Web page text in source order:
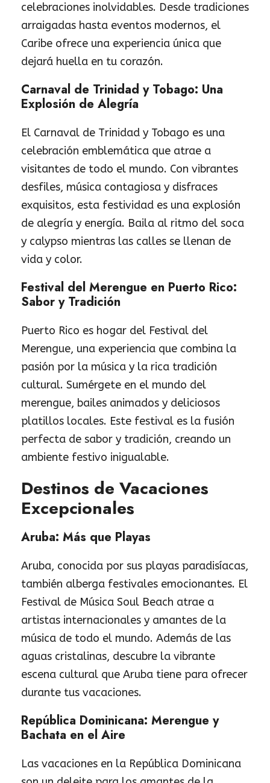
celebraciones inolvidables. Desde tradiciones
arraigadas hasta eventos modernos, el
Caribe ofrece una experiencia única que
dejará huella en tu corazón.
Carnaval de Trinidad y Tobago: Una
Explosión de Alegría
El Carnaval de Trinidad y Tobago es una
celebración emblemática que atrae a
visitantes de todo el mundo. Con vibrantes
desfiles, música contagiosa y disfraces
exquisitos, esta festividad es una explosión
de alegría y energía. Baila al ritmo del soca
y calypso mientras las calles se llenan de
vida y color.
Festival del Merengue en Puerto Rico:
Sabor y Tradición
Puerto Rico es hogar del Festival del
Merengue, una experiencia que combina la
pasión por la música y la rica tradición
cultural. Sumérgete en el mundo del
merengue, bailes animados y deliciosos
platillos locales. Este festival es la fusión
perfecta de sabor y tradición, creando un
ambiente festivo inigualable.
Destinos de Vacaciones
Excepcionales
Aruba: Más que Playas
Aruba, conocida por sus playas paradisíacas,
también alberga festivales emocionantes. El
Festival de Música Soul Beach atrae a
artistas internacionales y amantes de la
música de todo el mundo. Además de las
aguas cristalinas, descubre la vibrante
escena cultural que Aruba tiene para ofrecer
durante tus vacaciones.
República Dominicana: Merengue y
Bachata en el Aire
Las vacaciones en la República Dominicana